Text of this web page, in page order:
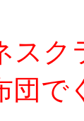
ス
団で